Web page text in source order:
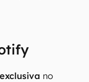
no